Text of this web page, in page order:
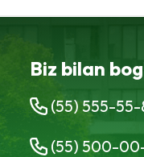
Biz bilan
(55) 555-55-
(55) 500-